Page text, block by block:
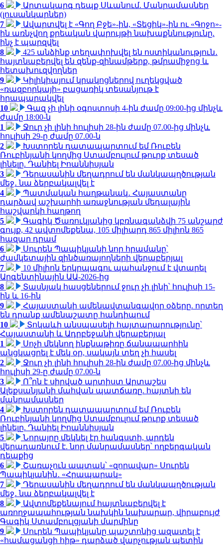
6
Արտակարգ դեպք Սևանում. Մանրամասներ
(լուսանկարներ)
7
Ավարտվել է «Գող Բջե»-ին, «Տեցիկ»-ին ու «Գոջո»-
ին առնչվող քրեական վարույթի նախաքննությունը.
ինչ է պարզվել
8
425 անձինք տեղափոխվել են ոստիկանություն․
հայտնաբերվել են զենք-զինամթերք, թմրամիջոց և
հետախուզվողներ
9
Կիլիկիայում կրակոցներով ուղեկցված
«ռազբորկայի» բացառիկ տեսանյութ է
հրապարակվել
10
Գազ չի լինի օգոստոսի 4-ին ժամը 09:00-ից մինչև
ժամը 18:00-ն
1
Ջուր չի լինի հուլիսի 28-ին ժամը 07.00-ից մինչև
հուլիսի 29-ը ժամը 07.00-ն
2
Խստորեն դատապարտում եմ Ռուբեն
Ռուբինյանի կողմից Ստամբուլում թուրք տեսած
լինելը. Դանիել Իոաննիսյան
3
Դերասանին մեղադրում են մանկապղծության
մեջ․ նա ձերբակալվել է
4
Պատմական հաղթանակ․ Հայաստանը
դարձավ աշխարհի առաջնության մեդալային
հաշվարկի հաղթող
5
Գագիկ Ծառուկյանից կբռնագանձվի 75 անշարժ
գույք, 42 ավտոմեքենա, 105 միլիարդ 865 միլիոն 865
հազար դրամ
6
Սուրեն Պապիկյանի նոր հրամանը՝
ժամկետային զինծառայողների վերաբերյալ
7
10 միլիոն երկրպագու պահանջում է վտարել
Արգենտինային ԱԱ-2026-ից
8
Տասնյակ հասցեներում ջուր չի լինի՝ հուլիսի 15-
ին և 16-ին
9
Հայաստանի ամենավտանգավոր օձերը. որտեղ
են դրանք ամենաշատը հանդիպում
10
Տոկաևի անսպասելի հայտարարությունը՝
Հայաստանի և Ադրբեջանի վերաբերյալ
1
Սոչի մեկնող ինքնաթիռը ճանապարհին
անցկացրել է մեկ օր, սակայն տեղ չի հասել
2
Ջուր չի լինի հուլիսի 28-ին ժամը 07.00-ից մինչև
հուլիսի 29-ը ժամը 07.00-ն
3
Ո՞րն է սիրված արտիստ Արտաշես
Ալեքսանյանի մահվան պատճառը. հայտնի են
մանրամասներ
4
Խստորեն դատապարտում եմ Ռուբեն
Ռուբինյանի կողմից Ստամբուլում թուրք տեսած
լինելը. Դանիել Իոաննիսյան
5
Նորայրը մեկնել էր հանգստի, արդեն
վերադառնում է. նոր մանրամասներ՝ ողբերգական
դեպքից
6
Շառաչուն ապտակ՝ «զորավար» Սուրեն
Պապիկյանին․ «Հրապարակ»
7
Դերասանին մեղադրում են մանկապղծության
մեջ․ նա ձերբակալվել է
8
Ավտոմեքենայում հայտնաբերվել է
առողջապահության նախկին նախարար, վիրաբույժ
Գագիկ Ստամբուլցյանի մարմինը
9
Սուրեն Պապիկյանը պաշտոնից ազատել է
«համացանցի հիթ» դարձած վարչության պետին